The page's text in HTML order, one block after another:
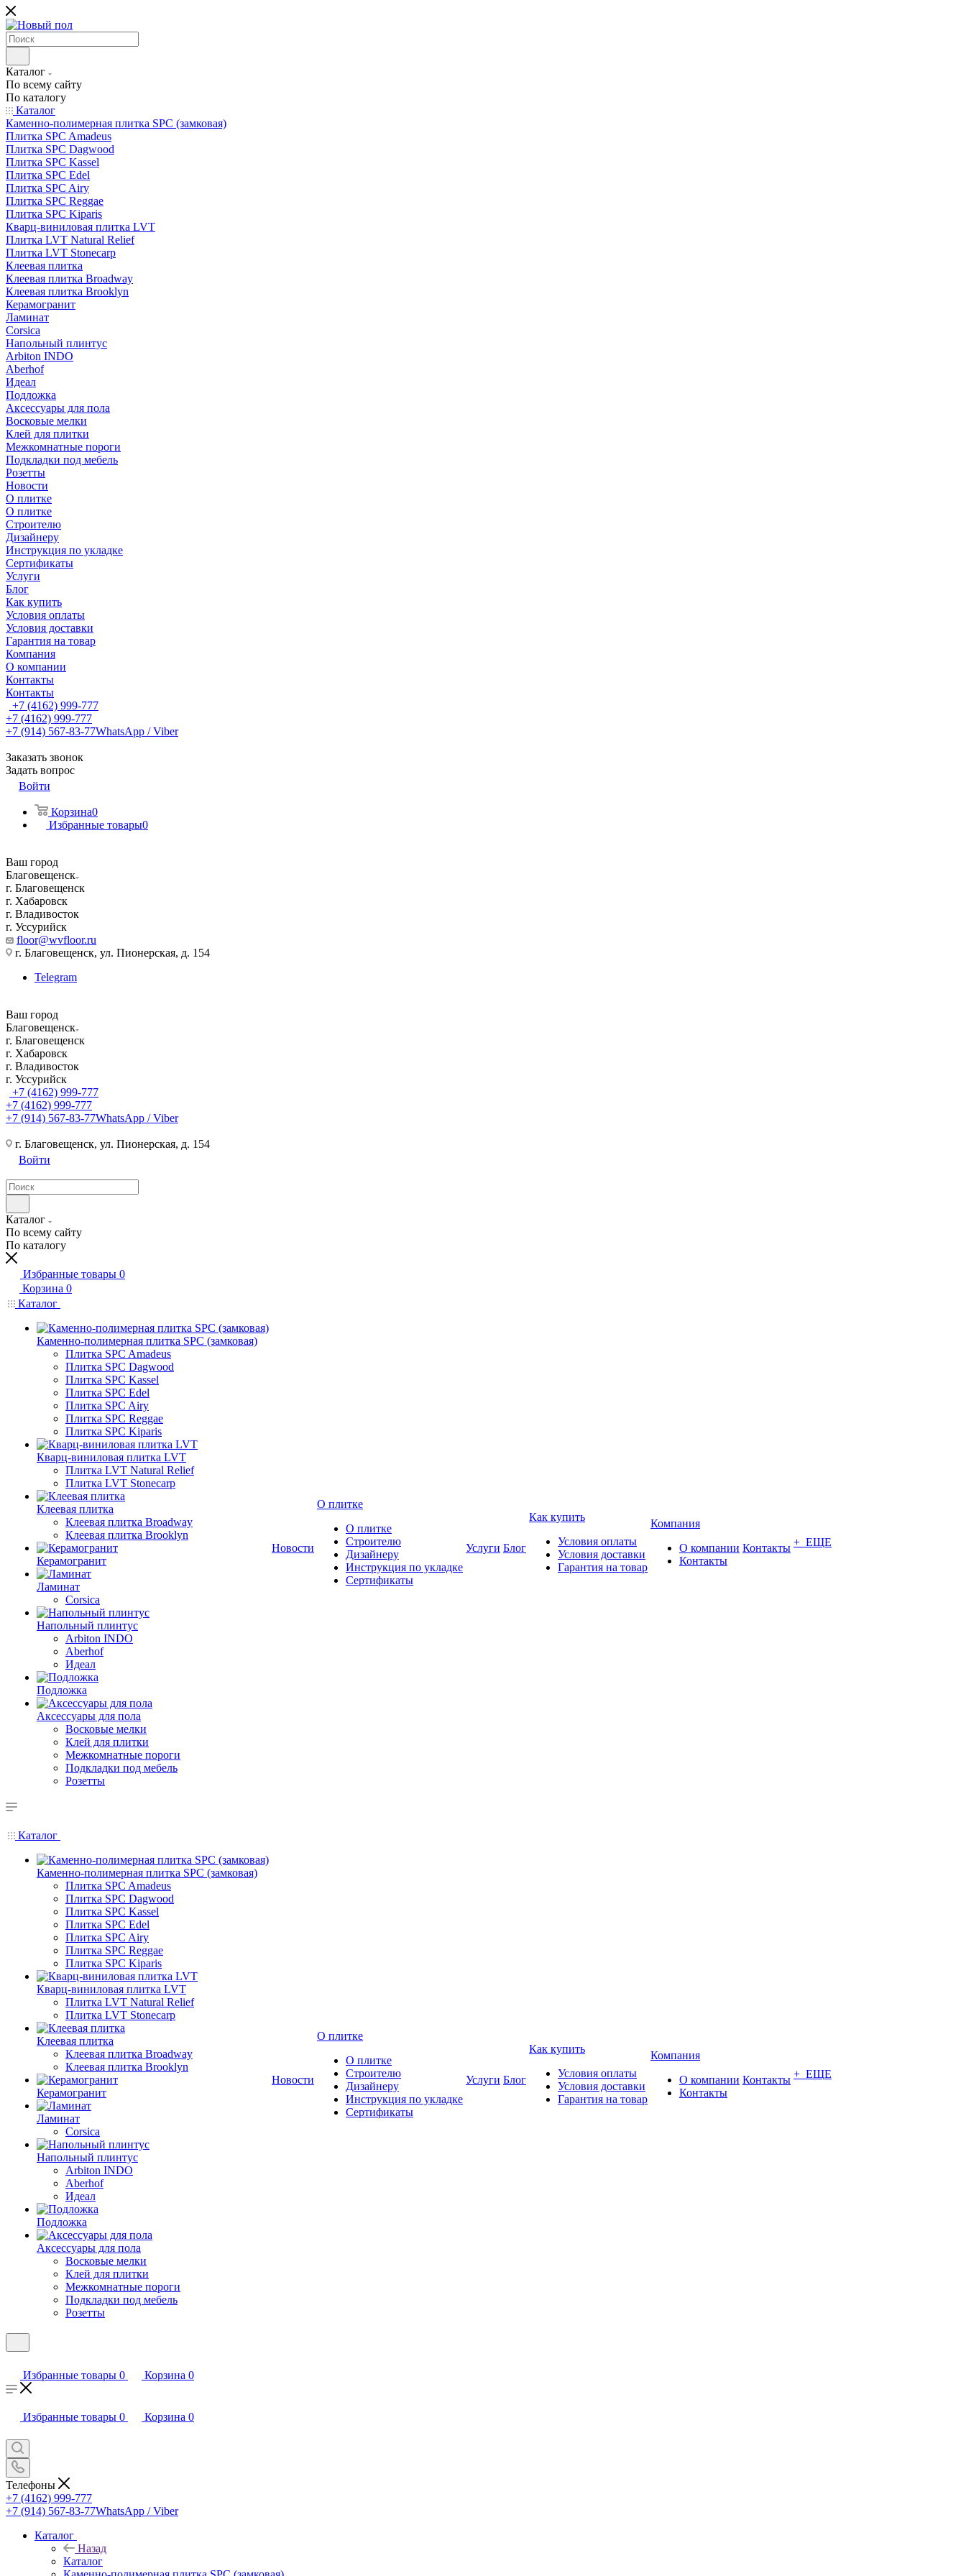
Каталог
По всему сайту
По каталогу
Каталог
Каменно-полимерная плитка SPC (замковая)
Плитка SPC Amadeus
Плитка SPC Dagwood
Плитка SPC Kassel
Плитка SPC Edel
Плитка SPC Airy
Плитка SPC Reggae
Плитка SPC Kiparis
Кварц-виниловая плитка LVT
Плитка LVT Natural Relief
Плитка LVT Stonecarp
Клеевая плитка
Клеевая плитка Broadway
Клеевая плитка Brooklyn
Керамогранит
Ламинат
Corsica
Напольный плинтус
Arbiton INDO
Aberhof
Идеал
Подложка
Аксессуары для пола
Восковые мелки
Клей для плитки
Межкомнатные пороги
Подкладки под мебель
Розетты
Новости
О плитке
О плитке
Строителю
Дизайнеру
Инструкция по укладке
Сертификаты
Услуги
Блог
Как купить
Условия оплаты
Условия доставки
Гарантия на товар
Компания
О компании
Контакты
Контакты
+7 (4162) 999-777
+7 (4162) 999-777
+7 (914) 567-83-77WhatsApp / Viber
Заказать звонок
Задать вопрос
Войти
Корзина0
Избранные товары0
Ваш город
Благовещенск
г. Благовещенск
г. Хабаровск
г. Владивосток
г. Уссурийск
floor@wvfloor.ru
г. Благовещенск, ул. Пионерская, д. 154
Telegram
Ваш город
Благовещенск
г. Благовещенск
г. Хабаровск
г. Владивосток
г. Уссурийск
+7 (4162) 999-777
+7 (4162) 999-777
+7 (914) 567-83-77WhatsApp / Viber
г. Благовещенск, ул. Пионерская, д. 154
Войти
Каталог
По всему сайту
По каталогу
Избранные товары 0
Корзина 0
Каталог
Каменно-полимерная плитка SPC (замковая)
Плитка SPC Amadeus
Плитка SPC Dagwood
Плитка SPC Kassel
Плитка SPC Edel
Плитка SPC Airy
Плитка SPC Reggae
Плитка SPC Kiparis
Кварц-виниловая плитка LVT
Плитка LVT Natural Relief
Плитка LVT Stonecarp
Клеевая плитка
Клеевая плитка Broadway
Клеевая плитка Brooklyn
Керамогранит
Ламинат
Corsica
Напольный плинтус
Arbiton INDO
Aberhof
Идеал
Подложка
Аксессуары для пола
Восковые мелки
Клей для плитки
Межкомнатные пороги
Подкладки под мебель
Розетты
Новости
О плитке
О плитке
Строителю
Дизайнеру
Инструкция по укладке
Сертификаты
Услуги Блог
Как купить
Условия оплаты
Условия доставки
Гарантия на товар
Компания
О компании
Контакты
Контакты + ЕЩЕ
Каталог
Каменно-полимерная плитка SPC (замковая)
Плитка SPC Amadeus
Плитка SPC Dagwood
Плитка SPC Kassel
Плитка SPC Edel
Плитка SPC Airy
Плитка SPC Reggae
Плитка SPC Kiparis
Кварц-виниловая плитка LVT
Плитка LVT Natural Relief
Плитка LVT Stonecarp
Клеевая плитка
Клеевая плитка Broadway
Клеевая плитка Brooklyn
Керамогранит
Ламинат
Corsica
Напольный плинтус
Arbiton INDO
Aberhof
Идеал
Подложка
Аксессуары для пола
Восковые мелки
Клей для плитки
Межкомнатные пороги
Подкладки под мебель
Розетты
Новости
О плитке
О плитке
Строителю
Дизайнеру
Инструкция по укладке
Сертификаты
Услуги Блог
Как купить
Условия оплаты
Условия доставки
Гарантия на товар
Компания
О компании
Контакты
Контакты + ЕЩЕ
Избранные товары 0 Корзина 0
Избранные товары 0 Корзина 0
Телефоны
+7 (4162) 999-777
+7 (914) 567-83-77WhatsApp / Viber
Каталог
Назад
Каталог